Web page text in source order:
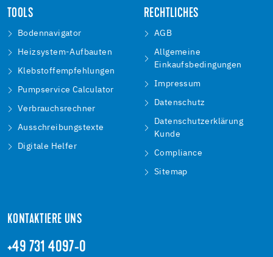
TOOLS
Bodennavigator
Heizsystem-Aufbauten
Klebstoffempfehlungen
Pumpservice Calculator
Verbrauchsrechner
Ausschreibungstexte
Digitale Helfer
RECHTLICHES
AGB
Allgemeine
Einkaufsbedingungen
Impressum
Datenschutz
Datenschutzerklärung
Kunde
Compliance
Sitemap
KONTAKTIERE UNS
+49 731 4097-0